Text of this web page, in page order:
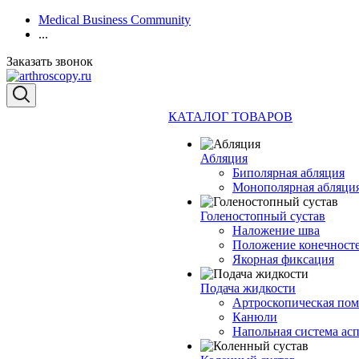
Medical Business Community
...
Заказать звонок
КАТАЛОГ ТОВАРОВ
Абляция
Биполярная абляция
Монополярная
Голеностопный сустав
Наложение шва
Положение
Якорная фиксация
Подача жидкости
Артроскопическая
Канюли
Напольная система